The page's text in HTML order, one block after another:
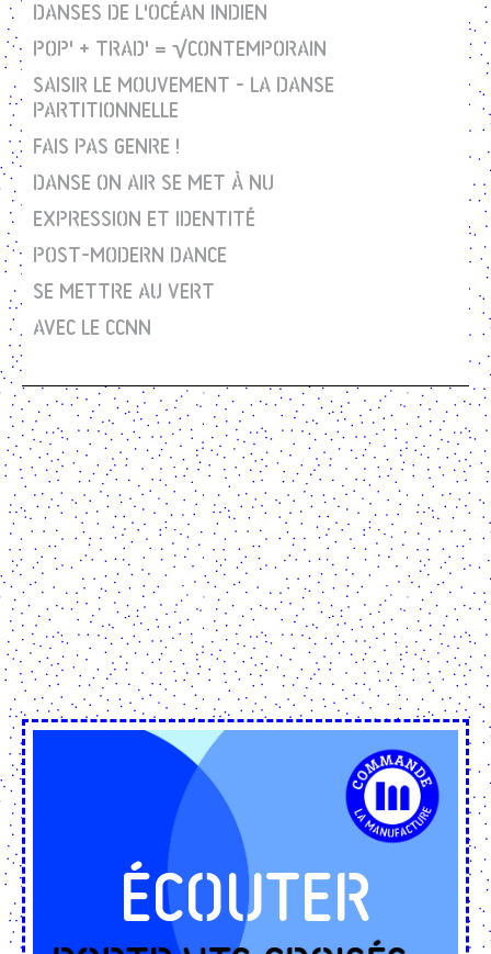
DANSES DE L'OCÉAN INDIEN
POP' + TRAD' = √CONTEMPORAIN
SAISIR LE MOUVEMENT - LA DANSE
PARTITIONNELLE
FAIS PAS GENRE !
DANSE ON AIR SE MET À NU
EXPRESSION ET IDENTITÉ
POST-MODERN DANCE
SE METTRE AU VERT
AVEC LE CCNN